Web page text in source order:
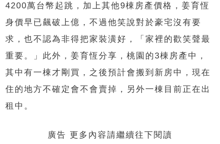
4200萬台幣起跳，加上其他9棟房產價格，姜育恆
身價早已飆破上億，不過他笑說對於豪宅沒有要
求，也不認為非得把家裝潢好，「家裡的歡笑聲最
重要。」此外，姜育恆分享，桃園的3棟房產中，
其中有一棟才剛買，之後預計會搬到新房中，現在
住的地方不確定會不會賣掉，另外一棟目前正在出
租中。
廣告 更多內容請繼續往下閱讀